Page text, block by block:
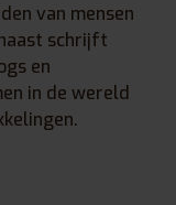
van mensen
schrijft
en
in de wereld